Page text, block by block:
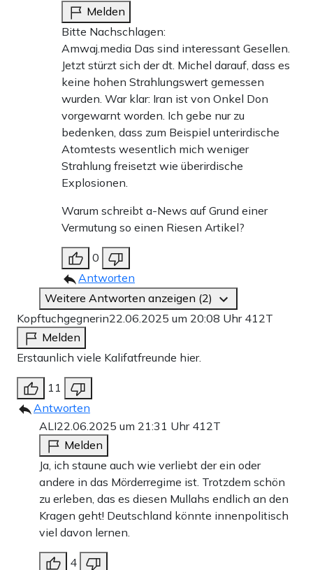
Melden
Bitte Nachschlagen:
Amwaj.media Das sind interessant Gesellen.
Jetzt stürzt sich der dt. Michel darauf, dass es
keine hohen Strahlungswert gemessen
wurden. War klar: Iran ist von Onkel Don
vorgewarnt worden. Ich gebe nur zu
bedenken, dass zum Beispiel unterirdische
Atomtests wesentlich mich weniger
Strahlung freisetzt wie überirdische
Explosionen.
Warum schreibt a-News auf Grund einer
Vermutung so einen Riesen Artikel?
0
Antworten
Weitere Antworten anzeigen (2)
Kopftuchgegnerin22.06.2025 um 20:08 Uhr 412T
Melden
Erstaunlich viele Kalifatfreunde hier.
11
Antworten
ALI22.06.2025 um 21:31 Uhr 412T
Melden
Ja, ich staune auch wie verliebt der ein oder
andere in das Mörderregime ist. Trotzdem schön
zu erleben, das es diesen Mullahs endlich an den
Kragen geht! Deutschland könnte innenpolitisch
viel davon lernen.
4